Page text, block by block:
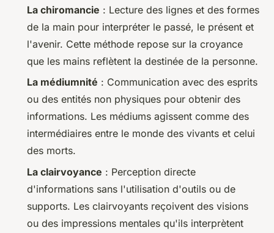
La chiromancie : Lecture des lignes et des formes
de la main pour interpréter le passé, le présent et
l'avenir. Cette méthode repose sur la croyance
que les mains reflètent la destinée de la personne.
La médiumnité : Communication avec des esprits
ou des entités non physiques pour obtenir des
informations. Les médiums agissent comme des
intermédiaires entre le monde des vivants et celui
des morts.
La clairvoyance : Perception directe
d'informations sans l'utilisation d'outils ou de
supports. Les clairvoyants reçoivent des visions
ou des impressions mentales qu'ils interprètent